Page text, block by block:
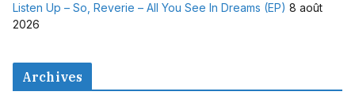
Listen Up – So, Reverie – All You See In Dreams (EP) 8 août
2026
Archives